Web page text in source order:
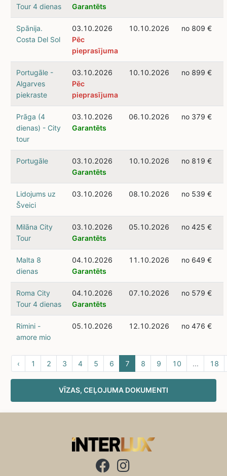
Tour 4 dienas
Garantēts
Spānija.
Costa Del Sol
03.10.2026
Pēc
pieprasījuma
10.10.2026 no 809 €
Portugāle -
Algarves
piekraste
03.10.2026
Pēc
pieprasījuma
10.10.2026 no 899 €
Prāga (4
dienas) - City
tour
03.10.2026
Garantēts
06.10.2026 no 379 €
Portugāle
03.10.2026
Garantēts
10.10.2026 no 819 €
Lidojums uz
Šveici
03.10.2026 08.10.2026 no 539 €
Milāna City
Tour
03.10.2026
Garantēts
05.10.2026 no 425 €
Malta 8
dienas
04.10.2026
Garantēts
11.10.2026 no 649 €
Roma City
Tour 4 dienas
04.10.2026
Garantēts
07.10.2026 no 579 €
Rimini -
amore mio
05.10.2026 12.10.2026 no 476 €
‹ 1 2 3 4 5 6 7 8 9 10 ... 18
VĪZAS, CEĻOJUMA DOKUMENTI